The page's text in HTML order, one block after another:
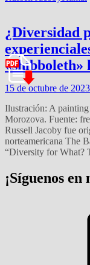
¿Diversidad
«shibboleth»
15 de octubre de 2023
Ilustración: A
Morozova. Fuente:
Russell Jacoby fue
norteamericana The
“Diversity for What?
¡Síguenos en